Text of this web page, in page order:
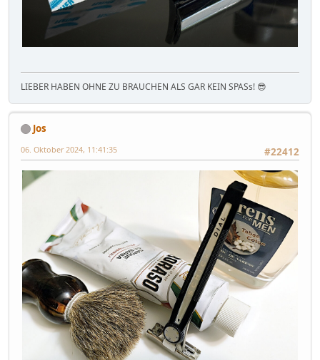
LIEBER HABEN OHNE ZU BRAUCHEN ALS GAR KEIN SPASs! 😎
Jos
#22412
06. Oktober 2024, 11:41:35